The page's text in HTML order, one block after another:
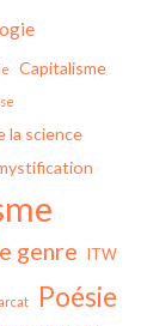
Capitalisme
la science
genre ITW
Poésie